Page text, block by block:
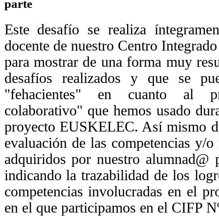
parte
Este desafío se realiza
docente de nuestro Centro
para mostrar de una forma muy
desafíos realizados y que se
"fehacientes" en cuanto al
colaborativo" que hemos usado
proyecto EUSKELEC. Así mismo
evaluación de las competencias y/
adquiridos por nuestro alumnad@
indicando la trazabilidad de los
competencias involucradas en el
en el que participamos en el CIFP